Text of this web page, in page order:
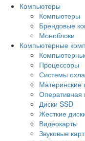
Компьютеры
Компьютеры
Брендовые
Моноблоки
Компьютерные
Процессоры
Системы
Материнские
Оперативная
Диски SSD
Жесткие
Видеокарты
Звуковые